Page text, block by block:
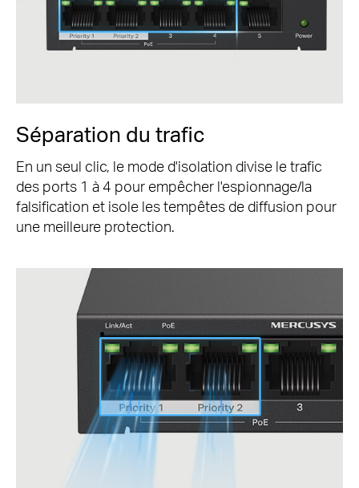
Séparation du trafic
En un seul clic, le mode d'isolation divise le trafic
des ports 1 à 4 pour empêcher l'espionnage/la
falsification et isole les tempêtes de diffusion pour
une meilleure protection.